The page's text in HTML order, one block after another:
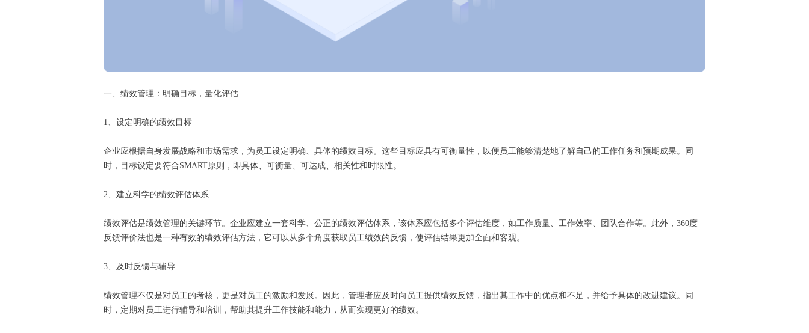
一、绩效管理：明确目标，量化评估
1、设定明确的绩效目标
企业应根据自身发展战略和市场需求，为员工设定明确、具体的绩效目标。这些目标应具有可衡量性，以便员工能够清楚地了解自己的工作任务和预期成果。同
时，目标设定要符合SMART原则，即具体、可衡量、可达成、相关性和时限性。
2、建立科学的绩效评估体系
绩效评估是绩效管理的关键环节。企业应建立一套科学、公正的绩效评估体系，该体系应包括多个评估维度，如工作质量、工作效率、团队合作等。此外，360度
反馈评价法也是一种有效的绩效评估方法，它可以从多个角度获取员工绩效的反馈，使评估结果更加全面和客观。
3、及时反馈与辅导
绩效管理不仅是对员工的考核，更是对员工的激励和发展。因此，管理者应及时向员工提供绩效反馈，指出其工作中的优点和不足，并给予具体的改进建议。同
时，定期对员工进行辅导和培训，帮助其提升工作技能和能力，从而实现更好的绩效。